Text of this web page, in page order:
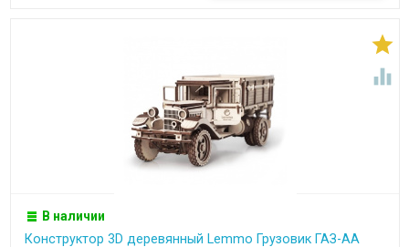


В наличии
Конструктор 3D деревянный Lemmo Грузовик ГАЗ-АА